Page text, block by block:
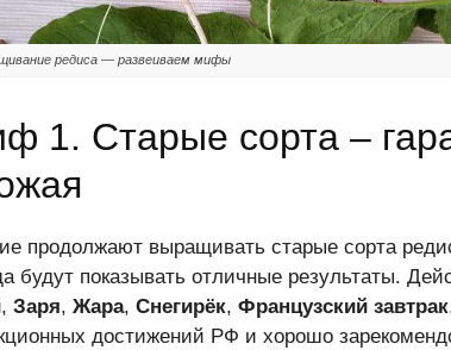
редиса — развеиваем мифы
1. Старые сорта –
продолжают выращивать старые сорта
будут показывать отличные результаты.
, Заря, Жара, Снегирёк, Французский завтрак
достижений РФ и хорошо